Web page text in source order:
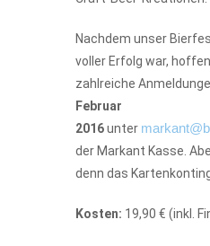
Nachdem unser
voller Erfolg war,
zahlreiche
Februar
2016unter
der Markant Kasse.
denn das
Kosten: 19,90 € (inkl.